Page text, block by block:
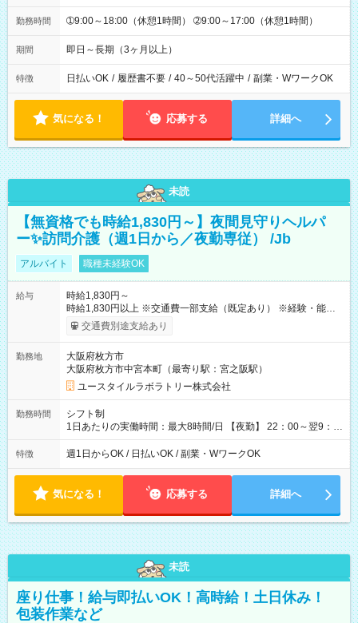
勤務時間 ➀9:00～18:00（休憩1時間） ➁9:00～17:00（休憩1時間）
期間 即日～長期（3ヶ月以上）
特徴 日払いOK / 履歴書不要 / 40～50代活躍中 / 副業・WワークOK
気になる！ 応募する 詳細へ
未読
【無資格でも時給1,830円～】夜間見守りヘルパ
ー✨訪問介護（週1日から／夜勤専従） /Jb
アルバイト 職種未経験OK
給与
時給1,830円～
時給1,830円以上 ※交通費一部支給（既定あり） ※経験・能力を
考慮して決定します 【収入例】 週1回勤務の場合：1,830円×8時
間×4回=5万8,560円 週3回勤務の場合：1,830円×8時間×12回
月 ※ 雇用形態と給与に、本採用時と異なる部分があります。 雇
用形態：本採用時と同じです。 給与：時給 1,610円以上
交通費別途支給あり
勤務地
大阪府枚方市
大阪府枚方市中宮本町（最寄り駅：宮之阪駅）
ユースタイルラボラトリー株式会社
勤務時間
シフト制
1日あたりの実働時間：最大8時間/日 【夜勤】 22：00～翌9：
00 ※週1日～OK ／ 夜勤専従 ＊＊ 勤務時間例 ＊＊ ■22時か
ら翌7時 ■23時から翌8時 ■24時から翌9時 など ※上記の時間
ます。 ※曜日固定（毎週同じ曜日での勤務となります）
特徴 週1日からOK / 日払いOK / 副業・WワークOK
気になる！ 応募する 詳細へ
未読
座り仕事！給与即払いOK！高時給！土日休み！
包装作業など